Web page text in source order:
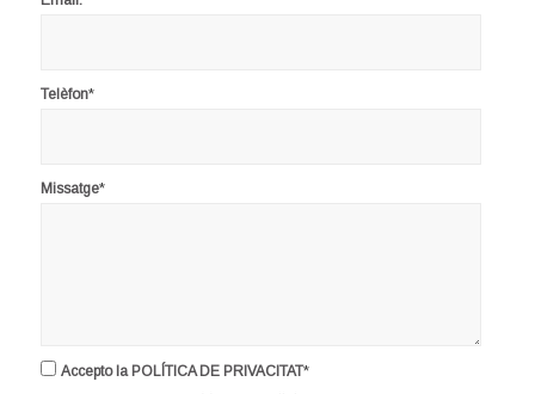
Telèfon*
Missatge*
Accepto la POLÍTICA DE PRIVACITAT*